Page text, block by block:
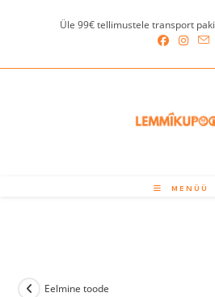
Üle 99€ tellimustele transport
MENÜÜ
Eelmine toode